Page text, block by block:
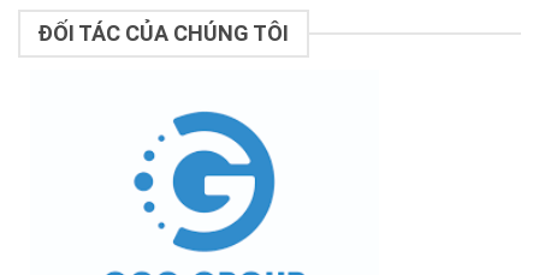
ĐỐI TÁC CỦA CHÚNG TÔI